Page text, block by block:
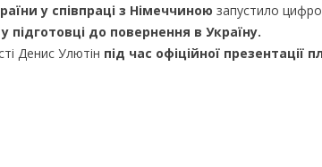
у співпраці з Німеччиною запустило
до повернення в Україну.
Денис Улютін під час офіційної презентації